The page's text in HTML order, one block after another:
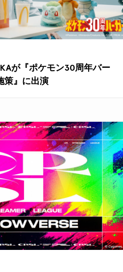
が『ポケモン30周年バー
策』に出演